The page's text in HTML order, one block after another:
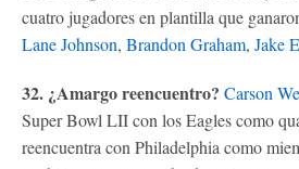
cuatro jugadores en plantilla que
Lane Johnson, Brandon Graham, Jake
32. ¿Amargo reencuentro? Carson
Super Bowl LII con los Eagles como
reencuentra con Philadelphia como